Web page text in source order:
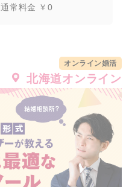
通常料金 ￥0
オンライン婚活
北海道オンライン